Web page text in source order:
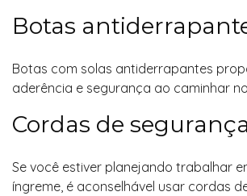
Botas
Botas com solas antiderrapantes
aderência e segurança ao caminhar
Cordas de segurança
Se você estiver planejando trabalhar
íngreme, é aconselhável usar cordas